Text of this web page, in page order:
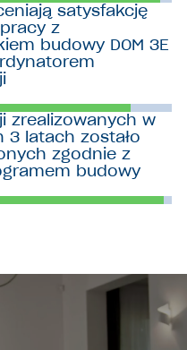
satysfakcję
z
budowy DOM 3E
zrealizowanych w
3 latach zostało
zgodnie z
budowy